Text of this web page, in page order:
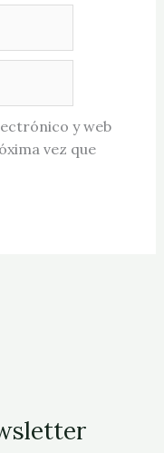
y web
vez que